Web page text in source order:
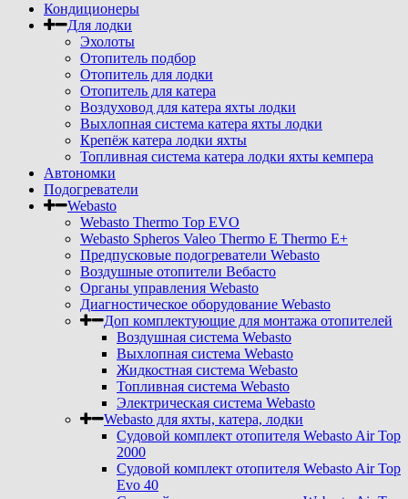
Кондиционеры
Для лодки
Эхолоты
Отопитель подбор
Отопитель для лодки
Отопитель для катера
Воздуховод для катера яхты лодки
Выхлопная система катера яхты лодки
Крепёж катера лодки яхты
Топливная система катера лодки яхты кемпера
Автономки
Подогреватели
Webasto
Webasto Thermo Top EVO
Webasto Spheros Valeo Thermo E Thermo E+
Предпусковые подогреватели Webasto
Воздушные отопители Вебасто
Органы управления Webasto
Диагностическое оборудование Webasto
Доп комплектующие для монтажа отопителей
Воздушная система Webasto
Выхлопная система Webasto
Жидкостная система Webasto
Топливная система Webasto
Электрическая система Webasto
Webasto для яхты, катера, лодки
Судовой комплект отопителя Webasto Air Top
2000
Судовой комплект отопителя Webasto Air Top
Evo 40